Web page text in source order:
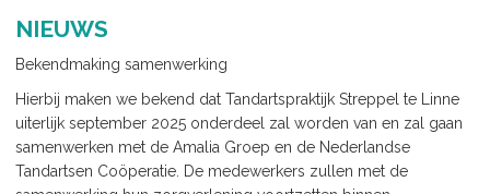
NIEUWS
Bekendmaking samenwerking
Hierbij maken we bekend dat Tandartspraktijk Streppel te Linne
uiterlijk september 2025 onderdeel zal worden van en zal gaan
samenwerken met de Amalia Groep en de Nederlandse
Tandartsen Coöperatie. De medewerkers zullen met de